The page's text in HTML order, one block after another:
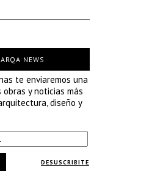
NEWS
te enviaremos una
y noticias más
diseño y
DESUSCRIBITE